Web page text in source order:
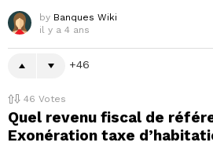
by Banques Wiki
il y a 4 ans
46
46 Votes
Quel revenu fiscal de
Exonération taxe